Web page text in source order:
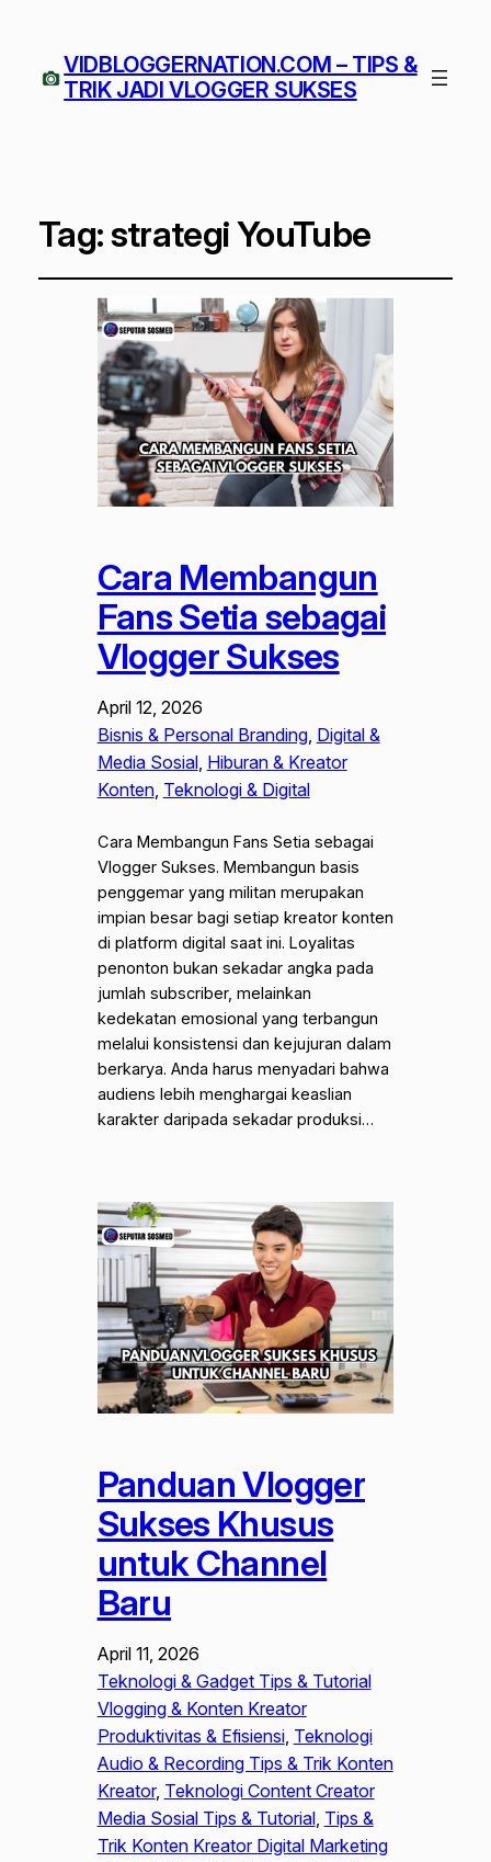
VIDBLOGGERNATION.COM – TIPS &
TRIK JADI VLOGGER SUKSES
Tag:strategi YouTube
Cara Membangun
Fans Setia sebagai
Vlogger Sukses
April 12, 2026
Bisnis & Personal Branding, Digital &
Media Sosial, Hiburan & Kreator
Konten, Teknologi & Digital
Cara Membangun Fans Setia sebagai
Vlogger Sukses. Membangun basis
penggemar yang militan merupakan
impian besar bagi setiap kreator konten
di platform digital saat ini. Loyalitas
penonton bukan sekadar angka pada
jumlah subscriber, melainkan
kedekatan emosional yang terbangun
melalui konsistensi dan kejujuran dalam
berkarya. Anda harus menyadari bahwa
audiens lebih menghargai keaslian
karakter daripada sekadar produksi…
Panduan Vlogger
Sukses Khusus
untuk Channel
Baru
April 11, 2026
Teknologi & Gadget Tips & Tutorial
Vlogging & Konten Kreator
Produktivitas & Efisiensi, Teknologi
Audio & Recording Tips & Trik Konten
Kreator, Teknologi Content Creator
Media Sosial Tips & Tutorial, Tips &
Trik Konten Kreator Digital Marketing